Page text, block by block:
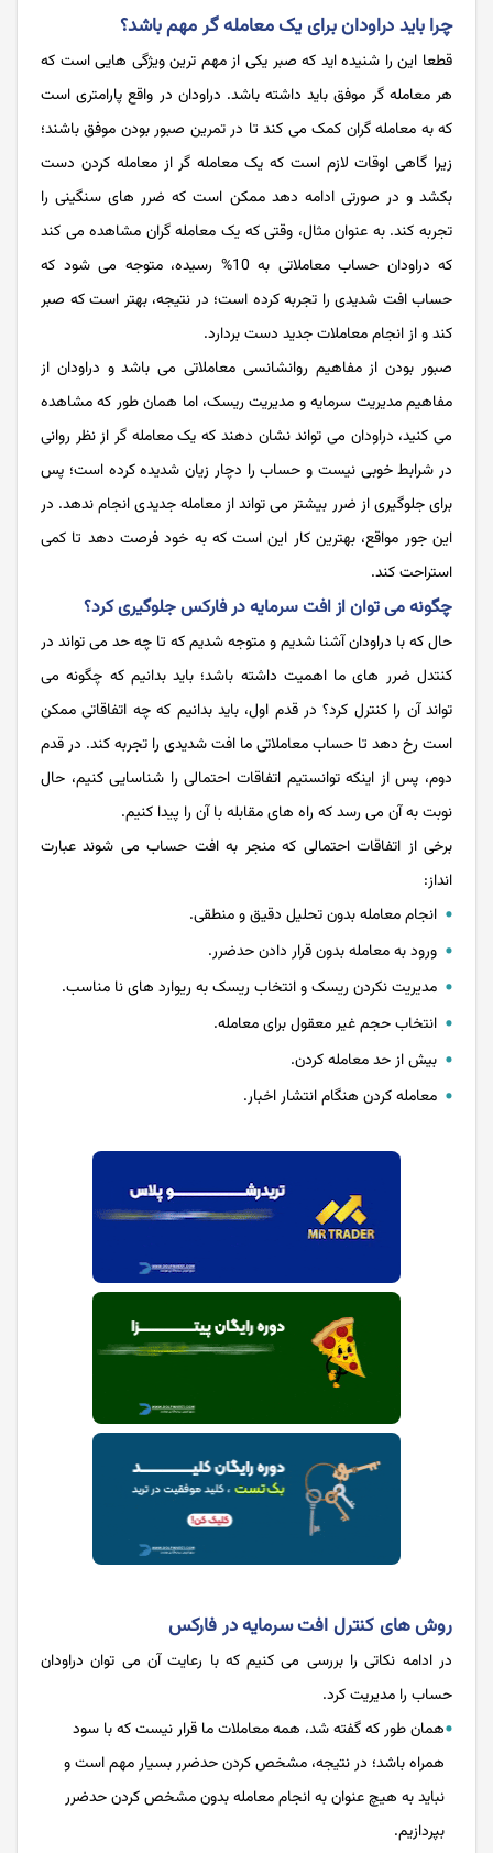
چرا باید دراودان برای یک معامله گر مهم باشد؟
قطعا این را شنیده اید که صبر یکی از مهم ترین ویژگی هایی است که
هر معامله گر موفق باید داشته باشد. دراودان در واقع پارامتری است
که به معامله گران کمک می کند تا در تمرین صبور بودن موفق باشند؛
زیرا گاهی اوقات لازم است که یک معامله گر از معامله کردن دست
بکشد و در صورتی ادامه دهد ممکن است که ضرر های سنگینی را
تجربه کند. به عنوان مثال، وقتی که یک معامله گران مشاهده می کند
که دراودان حساب معاملاتی به 10% رسیده، متوجه می شود که
حساب افت شدیدی را تجربه کرده است؛ در نتیجه، بهتر است که صبر
کند و از انجام معاملات جدید دست بردارد.
صبور بودن از مفاهیم روانشانسی معاملاتی می باشد و دراودان از
مفاهیم مدیریت سرمایه و مدیریت ریسک، اما همان طور که مشاهده
می کنید، دراودان می تواند نشان دهند که یک معامله گر از نظر روانی
در شرابط خوبی نیست و حساب را دچار زیان شدیده کرده است؛ پس
برای جلوگیری از ضرر بیشتر می تواند از معامله جدیدی انجام ندهد. در
این جور مواقع، بهترین کار این است که به خود فرصت دهد تا کمی
استراحت کند.
چگونه می توان از افت سرمایه در فارکس جلوگیری کرد؟
حال که با دراودان آشنا شدیم و متوجه شدیم که تا چه حد می تواند در
کنتدل ضرر های ما اهمیت داشته باشد؛ باید بدانیم که چگونه می
تواند آن را کنترل کرد؟ در قدم اول، باید بدانیم که چه اتفاقاتی ممکن
است رخ دهد تا حساب معاملاتی ما افت شدیدی را تجربه کند. در قدم
دوم، پس از اینکه توانستیم اتفاقات احتمالی را شناسایی کنیم، حال
نوبت به آن می رسد که راه های مقابله با آن را پیدا کنیم.
برخی از اتفاقات احتمالی که منجر به افت حساب می شوند عبارت
انداز:
انجام معامله بدون تحلیل دقیق و منطقی.
ورود به معامله بدون قرار دادن حدضرر.
مدیریت نکردن ریسک و انتخاب ریسک به ریوارد های نا مناسب.
انتخاب حجم غیر معقول برای معامله.
بیش از حد معامله کردن.
معامله کردن هنگام انتشار اخبار.
روش های کنترل افت سرمایه در فارکس
در ادامه نکاتی را بررسی می کنیم که با رعایت آن می توان دراودان
حساب را مدیریت کرد.
همان طور که گفته شد، همه معاملات ما قرار نیست که با سود
همراه باشد؛ در نتیجه، مشخص کردن حدضرر بسیار مهم است و
نباید به هیچ عنوان به انجام معامله بدون مشخص کردن حدضرر
بپردازیم.